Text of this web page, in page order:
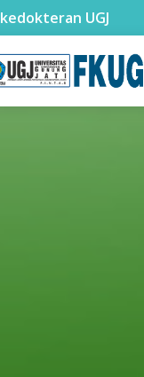
kedokteran UGJ